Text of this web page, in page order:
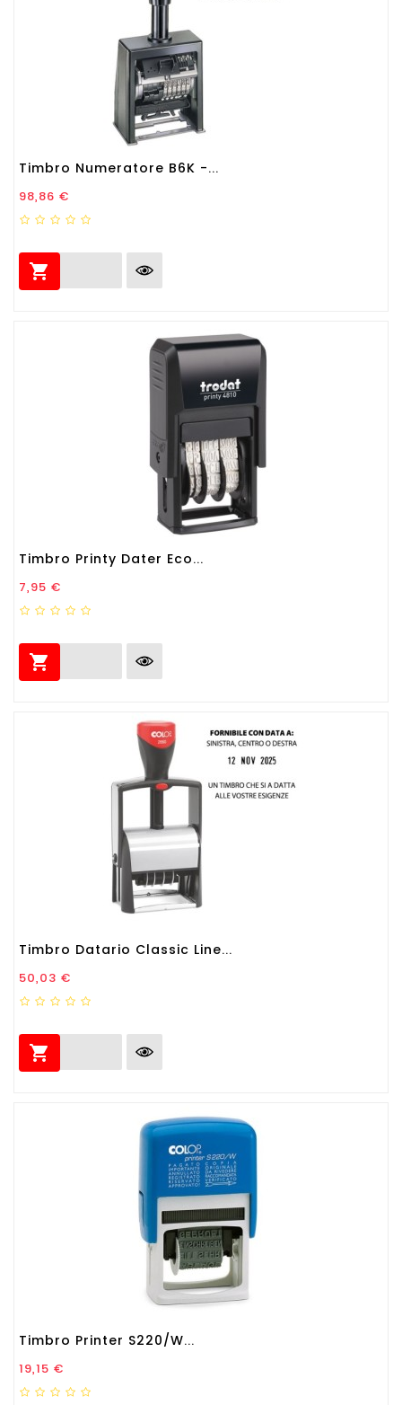
Timbro Numeratore B6K -...
Prezzo
98,86 €

Timbro Printy Dater Eco...
Prezzo
7,95 €

Timbro Datario Classic Line...
Prezzo
50,03 €

Timbro Printer S220/W...
Prezzo
19,15 €